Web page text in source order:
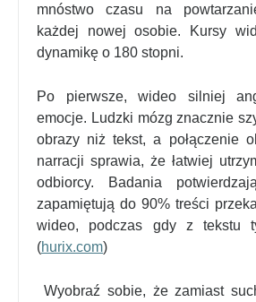
mnóstwo czasu na
każdej nowej osobie. Kursy
dynamikę o 180 stopni.
Po pierwsze, wideo silniej
emocje. Ludzki mózg znacznie
obrazy niż tekst, a połączenie
narracji sprawia, że łatwiej
odbiorcy. Badania
zapamiętują do 90% treści
wideo, podczas gdy z tekstu
(hurix.com)
Wyobraź sobie, że zamiast